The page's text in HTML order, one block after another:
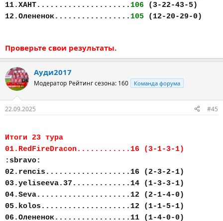
11.ХАНТ..................... 106 (3-22-43-5)
12.Олененок................. 105 (12-20-29-0)
Проверьте свои результаты.
Ауди2017
Модератор Рейтинг сезона: 160 Команда форума
22.09.2025 #45
Итоги 23 тура
01.RedFireDracon............16 (3-1-3-1)
:sbravo:
02.rencis...................16 (2-3-2-1)
03.yeliseeva.37.............14 (1-3-3-1)
04.Seva.....................12 (2-1-4-0)
05.kolos....................12 (1-1-5-1)
06.Олененок.................11 (1-4-0-0)